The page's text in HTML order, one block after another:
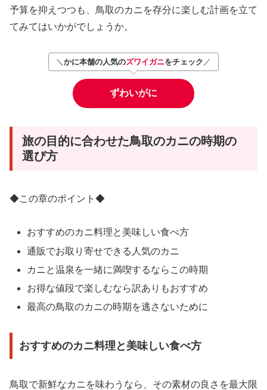
予算を抑えつつも、鳥取のカニを存分に楽しむ計画を立て
てみてはいかがでしょうか。
＼ かに本舗の人気のズワイガニをチェック ／
ずわいがに
旅の目的に合わせた鳥取のカニの時期の
選び方
◆この章のポイント◆
おすすめのカニ料理と美味しい食べ方
通販でお取り寄せできる人気のカニ
カニと温泉を一緒に満喫するならこの時期
お得な値段で楽しむなら訳ありもおすすめ
最高の鳥取のカニの時期を逃さないために
おすすめのカニ料理と美味しい食べ方
鳥取で新鮮なカニを味わうなら、その素材の良さを最大限